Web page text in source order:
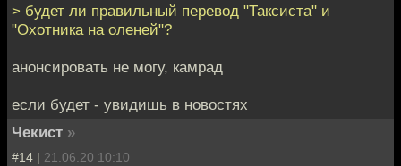
> будет ли правильный перевод "Таксиста" и
"Охотника на оленей"?
анонсировать не могу, камрад
если будет - увидишь в новостях
Чекист »
#14 | 21.06.20 10:10